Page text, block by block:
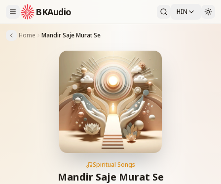
BKAudio HIN
Home Mandir Saje Murat Se
Spiritual Songs
Mandir Saje Murat Se